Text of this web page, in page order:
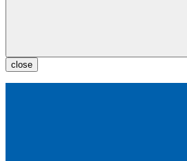
close